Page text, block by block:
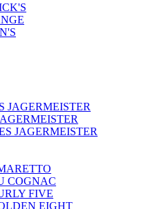
JAGERMEISTER
JAGERMEISTER
COGNAC
FIVE
EIGHT